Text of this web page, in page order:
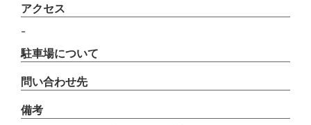
アクセス
-
駐車場について
問い合わせ先
備考